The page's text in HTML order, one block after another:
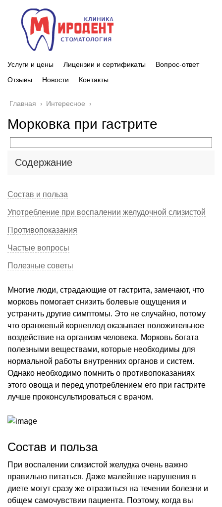
Услуги и цены Лицензии и сертификаты
Вопрос-ответ
Отзывы
Новости Контакты
Главная › Интересное ›
Морковка при гастрите
Содержание
Состав и польза
Употребление при воспалении желудочной слизистой
Противопоказания
Частые вопросы
Полезные советы
Многие люди, страдающие от гастрита, замечают, что
морковь помогает снизить болевые ощущения и
устранить другие симптомы. Это не случайно, потому
что оранжевый корнеплод оказывает положительное
воздействие на организм человека. Морковь богата
полезными веществами, которые необходимы для
нормальной работы внутренних органов и систем.
Однако необходимо помнить о противопоказаниях
этого овоща и перед употреблением его при гастрите
лучше проконсультироваться с врачом.
Состав и польза
При воспалении слизистой желудка очень важно
правильно питаться. Даже малейшие нарушения в
диете могут сразу же отразиться на течении болезни и
общем самочувствии пациента. Поэтому, когда вы